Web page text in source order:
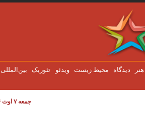
دیدگاه محیط زیست ویدئو تئوریک بین‌المللی
جمعه ۷ اوت ۲۰۲۶